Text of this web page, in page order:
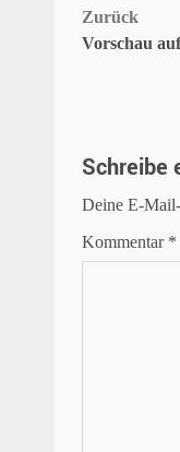
Zurück
Vorschau
Schreibe
Deine E-
Kommentar *